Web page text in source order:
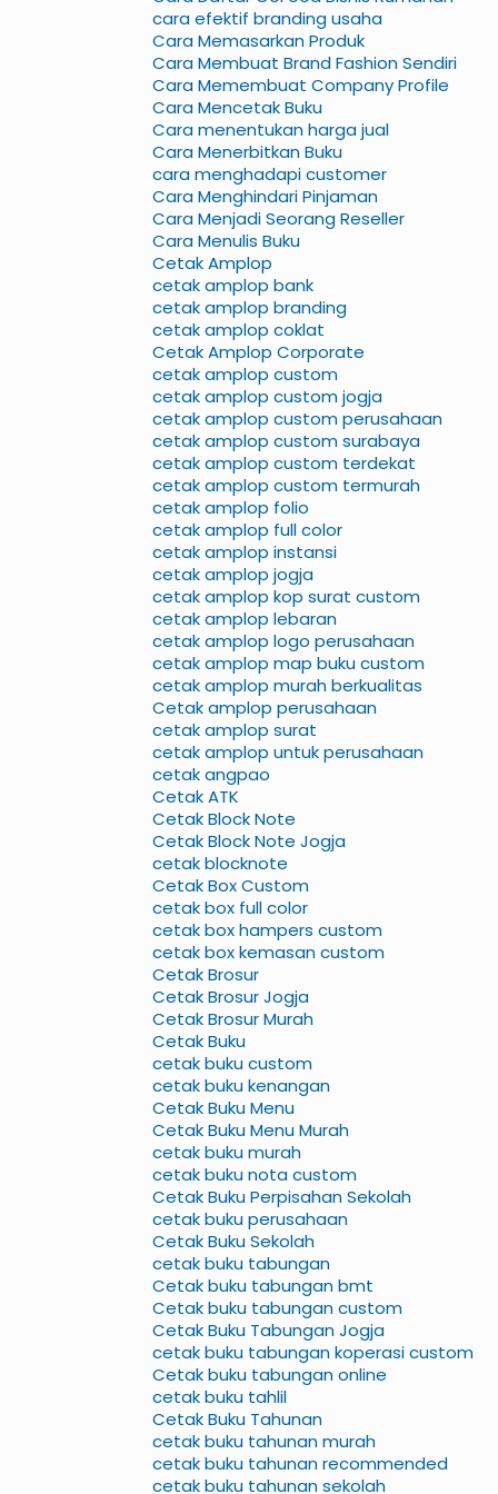
cara efektif branding usaha
Cara Memasarkan Produk
Cara Membuat Brand Fashion Sendiri
Cara Memembuat Company Profile
Cara Mencetak Buku
Cara menentukan harga jual
Cara Menerbitkan Buku
cara menghadapi customer
Cara Menghindari Pinjaman
Cara Menjadi Seorang Reseller
Cara Menulis Buku
Cetak Amplop
cetak amplop bank
cetak amplop branding
cetak amplop coklat
Cetak Amplop Corporate
cetak amplop custom
cetak amplop custom jogja
cetak amplop custom perusahaan
cetak amplop custom surabaya
cetak amplop custom terdekat
cetak amplop custom termurah
cetak amplop folio
cetak amplop full color
cetak amplop instansi
cetak amplop jogja
cetak amplop kop surat custom
cetak amplop lebaran
cetak amplop logo perusahaan
cetak amplop map buku custom
cetak amplop murah berkualitas
Cetak amplop perusahaan
cetak amplop surat
cetak amplop untuk perusahaan
cetak angpao
Cetak ATK
Cetak Block Note
Cetak Block Note Jogja
cetak blocknote
Cetak Box Custom
cetak box full color
cetak box hampers custom
cetak box kemasan custom
Cetak Brosur
Cetak Brosur Jogja
Cetak Brosur Murah
Cetak Buku
cetak buku custom
cetak buku kenangan
Cetak Buku Menu
Cetak Buku Menu Murah
cetak buku murah
cetak buku nota custom
Cetak Buku Perpisahan Sekolah
cetak buku perusahaan
Cetak Buku Sekolah
cetak buku tabungan
Cetak buku tabungan bmt
Cetak buku tabungan custom
Cetak Buku Tabungan Jogja
cetak buku tabungan koperasi custom
Cetak buku tabungan online
cetak buku tahlil
Cetak Buku Tahunan
cetak buku tahunan murah
cetak buku tahunan recommended
cetak buku tahunan sekolah